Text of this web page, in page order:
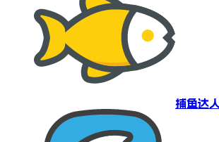
捕鱼达人